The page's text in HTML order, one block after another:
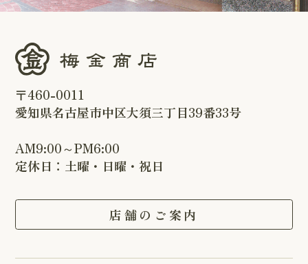
〒460-0011
愛知県名古屋市中区大須三丁目39番33号
AM9:00～PM6:00
定休日：土曜・日曜・祝日
店舗のご案内